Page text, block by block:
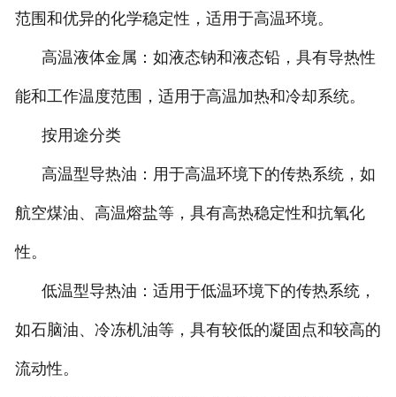
范围和优异的化学稳定性，适用于高温环境。
高温液体金属：如液态钠和液态铅，具有导热性
能和工作温度范围，适用于高温加热和冷却系统。
按用途分类
高温型导热油：用于高温环境下的传热系统，如
航空煤油、高温熔盐等，具有高热稳定性和抗氧化
性。
低温型导热油：适用于低温环境下的传热系统，
如石脑油、冷冻机油等，具有较低的凝固点和较高的
流动性。